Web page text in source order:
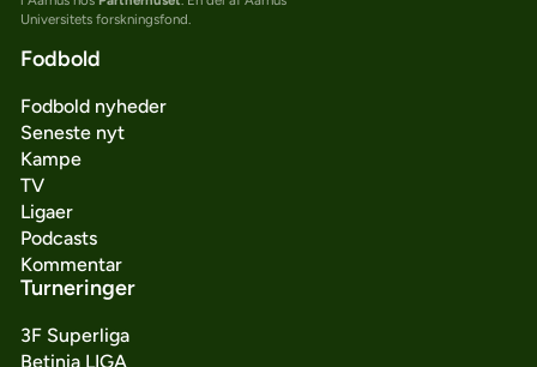
Universitets forskningsfond.
Fodbold
Fodbold nyheder
Seneste nyt
Kampe
TV
Ligaer
Podcasts
Kommentar
Turneringer
3F Superliga
Betinia LIGA